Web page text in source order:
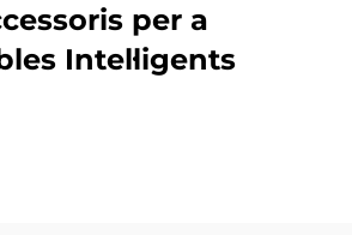
per a
Intel·ligents